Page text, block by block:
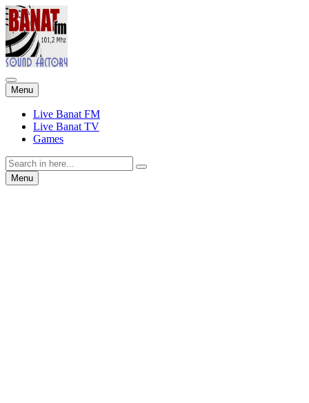
Menu Skip
to
content
Live Banat FM
Live Banat TV
Games
Search
for:Menu Skip
to